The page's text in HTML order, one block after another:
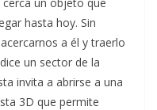
hasta hoy. Sin
a él y traerlo
un sector de la
invita a abrirse a una
3D que permite